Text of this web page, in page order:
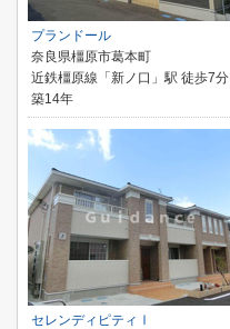
プランドール
奈良県橿原市葛本町
近鉄橿原線「新ノ口」駅 徒歩7分
築14年
セレンディピティⅠ